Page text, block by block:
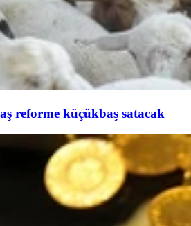
reforme küçükbaş satacak